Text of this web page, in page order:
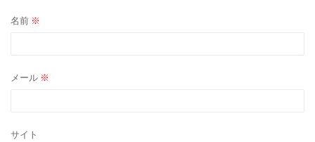
名前 ※
メール ※
サイト